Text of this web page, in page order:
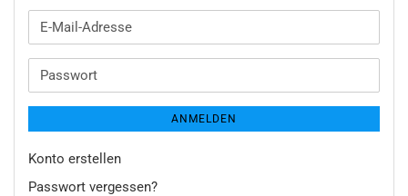
E-
Mail-
Passwort
ANMELDEN
Konto erstellen
Passwort vergessen?